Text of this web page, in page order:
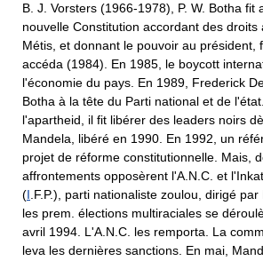
B. J. Vorsters (1966-1978), P. W. Botha fit
nouvelle Constitution accordant des droits
Métis, et donnant le pouvoir au président,
accéda (1984). En 1985, le boycott
l'économie du pays. En 1989, Frederick
Botha à la tête du Parti national et de
l'apartheid, il fit libérer des leaders noirs
Mandela, libéré en 1990. En 1992, un
projet de réforme constitutionnelle. Mais,
affrontements opposèrent l'A.N.C. et
(I .F.P.), parti nationaliste zoulou, dirigé
les prem. élections multiraciales se
avril 1994. L'A.N.C. les remporta. La
leva les dernières sanctions. En mai,